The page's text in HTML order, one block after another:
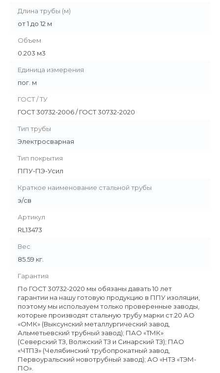
Длина трубы (м)
от 1 до 12 м
Объем
0.203 м3
Единица измерения
пог. м
ГОСТ / ТУ
ГОСТ 30732-2006 / ГОСТ 30732-2020
Тип трубы
Электросварная
Тип покрытия
ППУ-ПЭ-Усил
Краткое наименование стальной трубы
э/св
Артикул
RL13473
Вес
85.59 кг.
Гарантия
По ГОСТ 30732-2020 мы обязаны давать 10 лет
гарантии на нашу готовую продукцию в ППУ изоляции,
поэтому мы используем только проверенные заводы,
которые производят стальную трубу марки ст.20 АО
«ОМК» (Выксунский металлургический завод,
Альметьевский трубный завод); ПАО «ТМК»
(Северский ТЗ, Волжский ТЗ и Синарский ТЗ); ПАО
«ЧТПЗ» (Челябинский трубопрокатный завод,
Первоуральский новотрубный завод); АО «НТЗ «ТЭМ-
ПО».